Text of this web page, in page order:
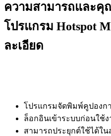
ความสามารถและคุ
โปรแกรม Hotspot
ละเอียด
โปรแกรมจัดพิมพ์คูปองก
ล็อกอินเข้าระบบก่อนใช้ง
สามารถประยุกต์ใช้ได้ใ